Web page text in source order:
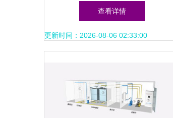
网各分布式光伏验收流程中的
职责分工解析
查看详情
更新时间：2026-08-06 02:33:00